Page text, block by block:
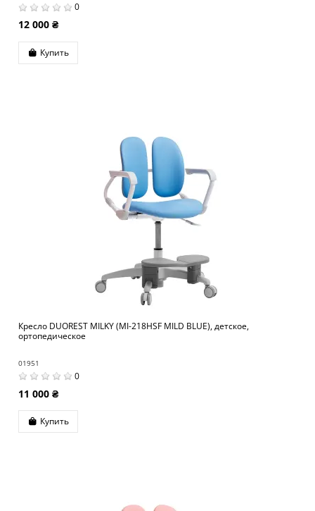
0
12 000 ₴
Купить
Кресло DUOREST MILKY (MI-218HSF MILD BLUE), детское,
ортопедическое
01951
0
11 000 ₴
Купить